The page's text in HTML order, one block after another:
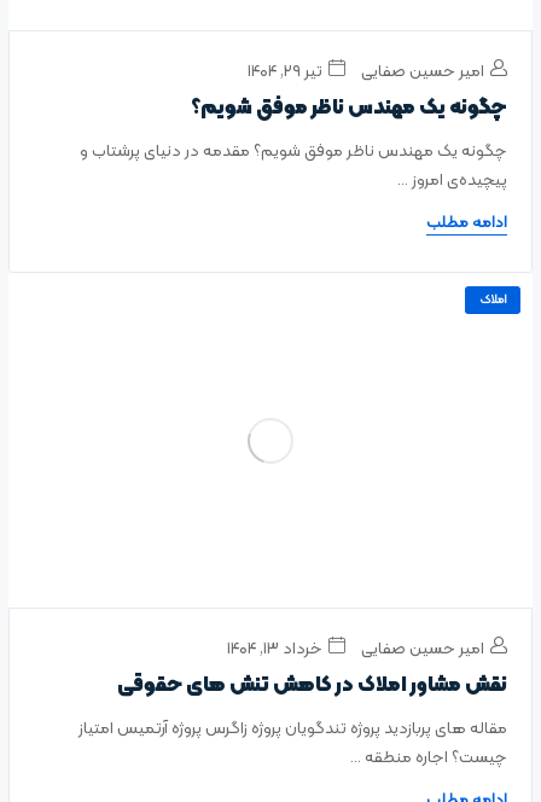
امیر حسین صفایی تیر ۲۹, ۱۴۰۴
چگونه یک مهندس ناظر موفق شویم؟
چگونه یک مهندس ناظر موفق شویم؟ مقدمه‌ در دنیای پرشتاب و
پیچیده‌ی امروز ...
ادامه مطلب
املاک
امیر حسین صفایی خرداد ۱۳, ۱۴۰۴
نقش مشاور املاک در کاهش تنش‌ های حقوقی
مقاله های پربازدید پروژه تندگویان پروژه زاگرس پروژه آرتمیس امتیاز
چیست؟ اجاره منطقه ...